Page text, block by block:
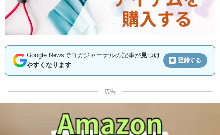
Google Newsでヨガジャーナルの記事が見つけ
やすくなります
登録する
広告